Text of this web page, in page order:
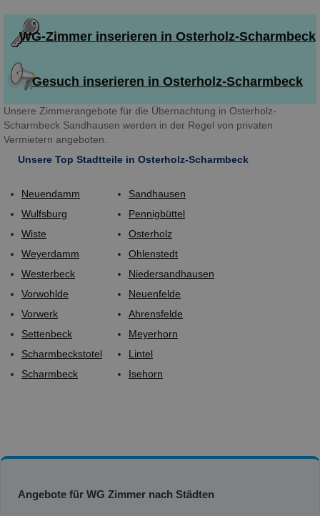
WG-Zimmer inserieren in Osterholz-Scharmbeck
Gesuch inserieren in Osterholz-Scharmbeck
Unsere Zimmerangebote für die Übernachtung in Osterholz-
Scharmbeck Sandhausen werden in der Regel von privaten
Vermietern angeboten.
Unsere Top Stadtteile in Osterholz-Scharmbeck
Neuendamm
Wulfsburg
Wiste
Weyerdamm
Westerbeck
Vorwohlde
Vorwerk
Settenbeck
Scharmbeckstotel
Scharmbeck
Sandhausen
Pennigbüttel
Osterholz
Ohlenstedt
Niedersandhausen
Neuenfelde
Ahrensfelde
Meyerhorn
Lintel
Isehorn
Angebote für WG Zimmer nach Städten